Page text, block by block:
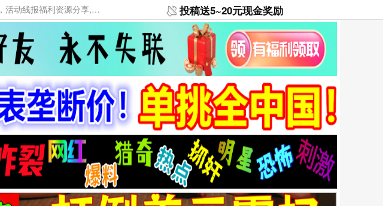
本网站提供资源工具下载，大老表资源工具，大表哥资源网软件工具，大老表资源下载，活动线报福利资源分享,活动线报，大型网游经典游戏，网络热门技术游戏辅助交流与分享。 投稿送5~20元现金奖励